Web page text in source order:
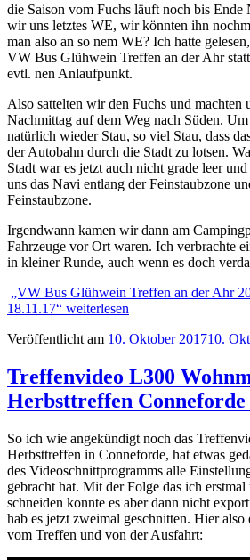
die Saison vom Fuchs läuft noch bis Ende
wir uns letztes WE, wir könnten ihn
man also an so nem WE? Ich hatte
VW Bus Glühwein Treffen an der Ahr
evtl. nen Anlaufpunkt.
Also sattelten wir den Fuchs und machten
Nachmittag auf dem Weg nach Süden.
natürlich wieder Stau, so viel Stau, dass
der Autobahn durch die Stadt zu lotsen.
Stadt war es jetzt auch nicht grade leer
uns das Navi entlang der Feinstaubzone
Feinstaubzone.
Irgendwann kamen wir dann am
Fahrzeuge vor Ort waren. Ich verbrachte
in kleiner Runde, auch wenn es doch
„VW Bus Glühwein Treffen an der Ahr
18.11.17“ weiterlesen
Veröffentlicht am 10. Oktober 201710.
Treffenvideo L300
Herbsttreffen Conneforde
So ich wie angekündigt noch das
Herbsttreffen in Conneforde, hat etwas
des Videoschnittprogramms alle
gebracht hat. Mit der Folge das ich
schneiden konnte es aber dann nicht
hab es jetzt zweimal geschnitten. Hier also
vom Treffen und von der Ausfahrt: